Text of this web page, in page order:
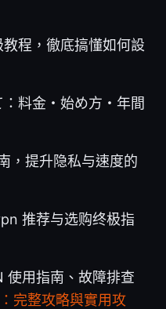
程，徹底搞懂如何設
料金・始め方・年間
，提升隐私与速度的
推荐与选购终极指
使用指南、故障排查
完整攻略與實用攻